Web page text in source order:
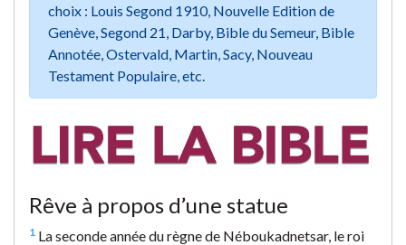
choix : Louis Segond 1910, Nouvelle Edition de
Genève, Segond 21, Darby, Bible du Semeur, Bible
Annotée, Ostervald, Martin, Sacy, Nouveau
Testament Populaire, etc.
Rêve à propos d’une statue
1 La seconde année du règne de Néboukadnetsar, le roi